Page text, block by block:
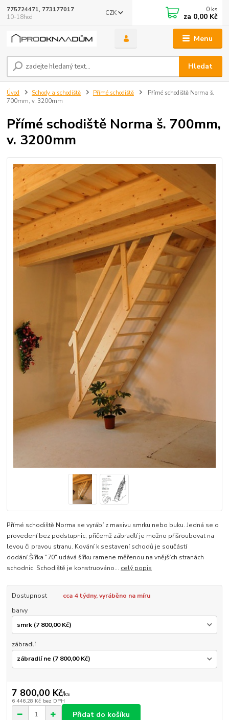
Menu
CZK
Hledat
775724471, 773177017
10-18hod
0 ks
za 0,00 Kč
Úvod Schody a schodiště Přímé schodiště
Přímé schodiště Norma š.
700mm, v. 3200mm
Přímé schodiště Norma š. 700mm,
v. 3200mm
Přímé schodiště Norma se vyrábí z masivu smrku nebo buku. Jedná se o
provedení bez podstupnic, přičemž zábradlí je možno přišroubovat na
levou či pravou stranu. Kování k sestavení schodů je součástí
dodání.Šířka "70" udává šířku ramene měřenou na vnějších stranách
schodnic. Schodiště je konstruováno... celý popis
Dostupnost
cca 4 týdny, vyráběno na míru
barvy
zábradlí
7 800,00 Kč/ks
6 446,28 Kč bez DPH
Přidat do košíku